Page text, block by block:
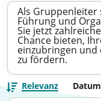
Als
Führung und
Sie jetzt
Chance bieten,
einzubringen
zu fördern.
Relevanz Datum